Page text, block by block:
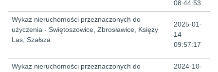
08:44:53
Wykaz nieruchomości przeznaczonych do
użyczenia - Świętoszowice, Zbrosławice, Księży
Las, Szałsza
2025-01-
14
09:57:17
Wykaz nieruchomości przeznaczonych do
2024-10-